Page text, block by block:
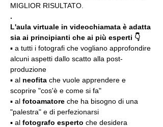
MIGLIOR RISULTATO.
.
L'aula virtuale in videochiamata è adatta
sia ai principianti che ai più esperti 👇
▪️ a tutti i fotografi che vogliano approfondire
alcuni aspetti dallo scatto alla post-
produzione
▪️ al neofita che vuole apprendere e
scoprire "cos'è e come si fa"
▪️ al fotoamatore che ha bisogno di una
"palestra" e di perfezionarsi
▪️ al fotografo esperto che desidera